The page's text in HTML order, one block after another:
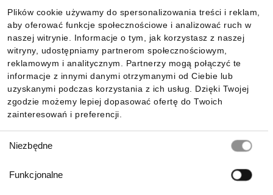
Plików cookie używamy do spersonalizowania treści i reklam,
aby oferować funkcje społecznościowe i analizować ruch w
naszej witrynie. Informacje o tym, jak korzystasz z naszej
witryny, udostępniamy partnerom społecznościowym,
reklamowym i analitycznym. Partnerzy mogą połączyć te
informacje z innymi danymi otrzymanymi od Ciebie lub
uzyskanymi podczas korzystania z ich usług. Dzięki Twojej
zgodzie możemy lepiej dopasować ofertę do Twoich
zainteresowań i preferencji.
zgody
Niezbędne
Funkcjonalne
Informacje
Pobierz naszą aplikację mobilną: